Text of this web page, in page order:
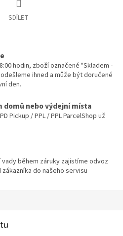
SDÍLET
hodin, zboží označené "Skladem -
ihned a může být doručené
den.
domů nebo výdejní místa
Pickup / PPL / PPL ParcelShop už
během záruky zajistíme odvoz
do našeho servisu